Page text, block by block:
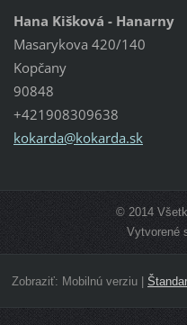
Hana Kišková - Hanarny
Masarykova 420/140
Kopčany
90848
+421908309638
kokarda@kokarda.sk
© 2014
Vytvorené
Zobraziť: Mobilnú verziu|